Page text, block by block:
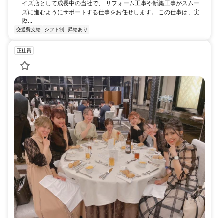
イズ店として成長中の当社で、 リフォーム工事や新築工事がスムー
ズに進むようにサポートする仕事をお任せします。 この仕事は、実
際...
交通費支給 シフト制 昇給あり
正社員